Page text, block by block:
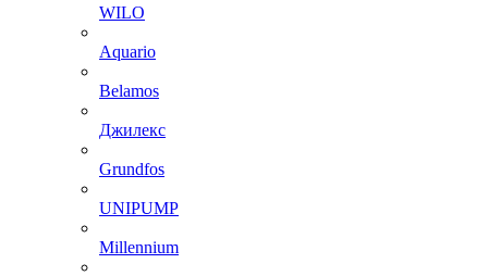
WILO
Aquario
Belamos
Джилекс
Grundfos
UNIPUMP
Millennium